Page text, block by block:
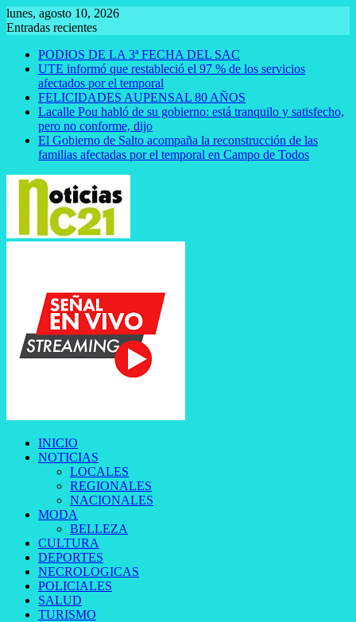
Saltar
al
lunes, agosto 10, 2026
Entradas recientes
PODIOS DE LA 3ª FECHA DEL SAC
UTE informó que restableció el 97 % de los servicios
afectados por el temporal
FELICIDADES AUPENSAL 80 AÑOS
Lacalle Pou habló de su gobierno: está tranquilo y satisfecho,
pero no conforme, dijo
El Gobierno de Salto acompaña la reconstrucción de las
familias afectadas por el temporal en Campo de Todos
INICIO
NOTICIAS
LOCALES
REGIONALES
NACIONALES
MODA
BELLEZA
CULTURA
DEPORTES
NECROLOGICAS
POLICIALES
SALUD
TURISMO